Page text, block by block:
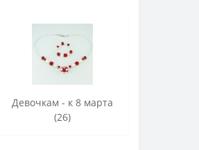
Девочкам - к 8 марта
(26)